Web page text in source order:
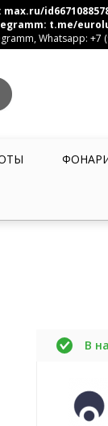
max.ru/
t.me/
Whatsapp: +7
В